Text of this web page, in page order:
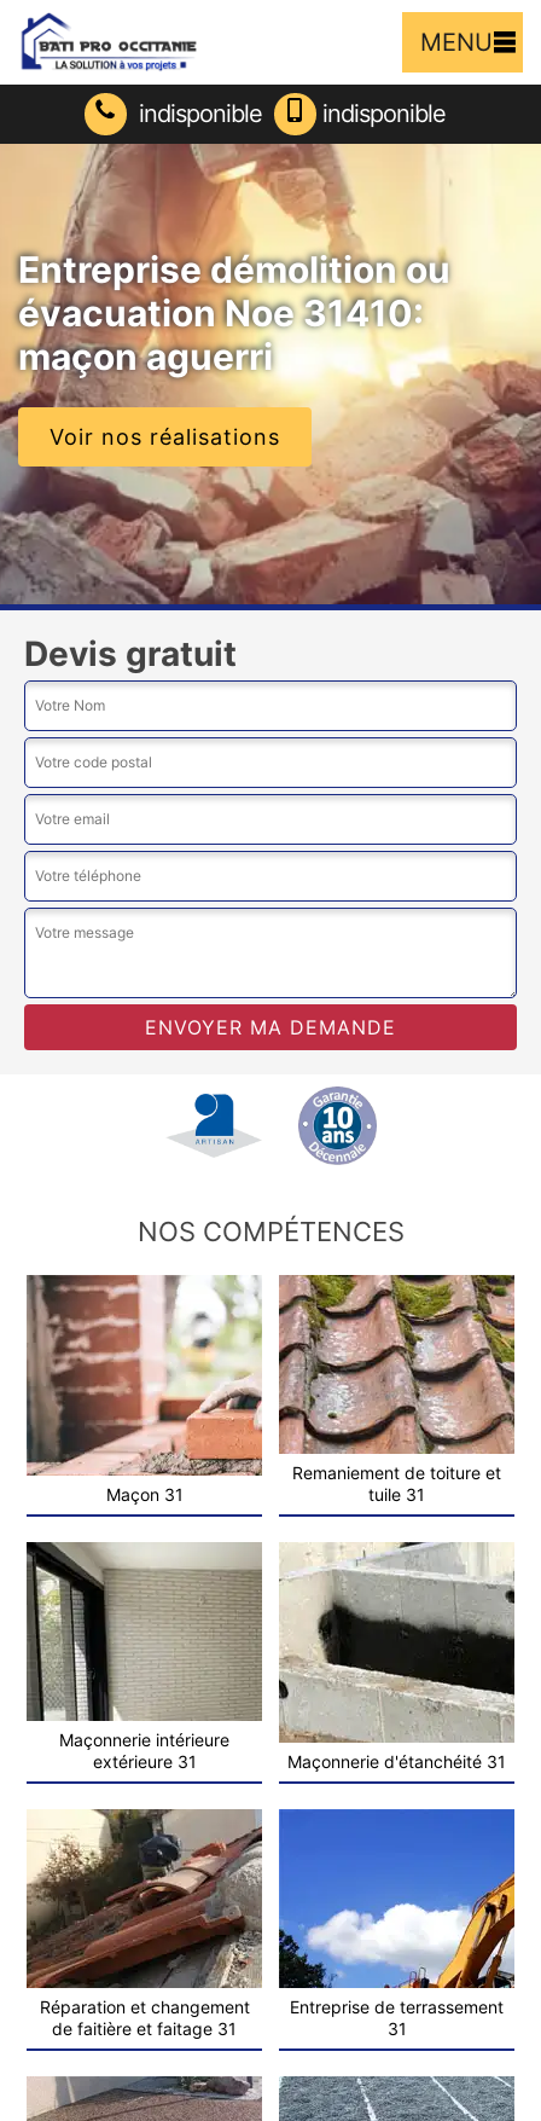
MENU
indisponible indisponible
Entreprise démolition ou
évacuation Noe 31410:
maçon aguerri
Voir nos réalisations
Devis gratuit
NOS COMPÉTENCES
Maçon 31
Remaniement de toiture et
tuile 31
Maçonnerie intérieure
extérieure 31
Maçonnerie d'étanchéité 31
Réparation et changement
de faitière et faitage 31
Entreprise de terrassement
31